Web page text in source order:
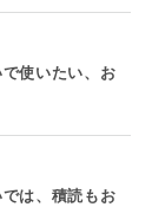
使いたい、お
は、積読もお